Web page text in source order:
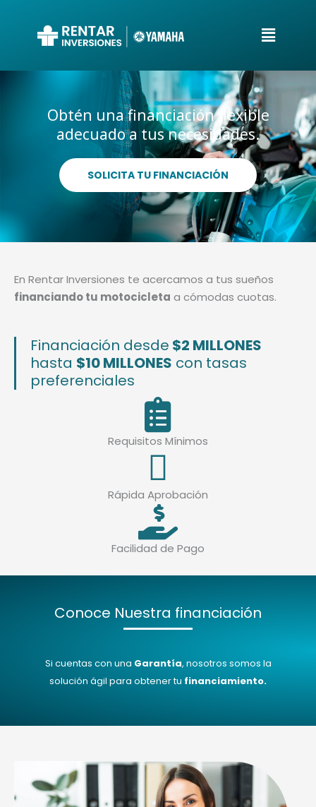
contenido
Menú
Obtén una financiación flexible
adecuado a tus necesidades.
SOLICITA TU FINANCIACIÓN
En Rentar Inversiones te acercamos a tus sueños
financiando tu motocicleta a cómodas cuotas.
Financiación desde $2 MILLONES
hasta $10 MILLONES con tasas
preferenciales
Requisitos Mínimos
Rápida Aprobación
Facilidad de Pago
Conoce Nuestra financiación
Si cuentas con una Garantía, nosotros somos la
solución ágil para obtener tu financiamiento.